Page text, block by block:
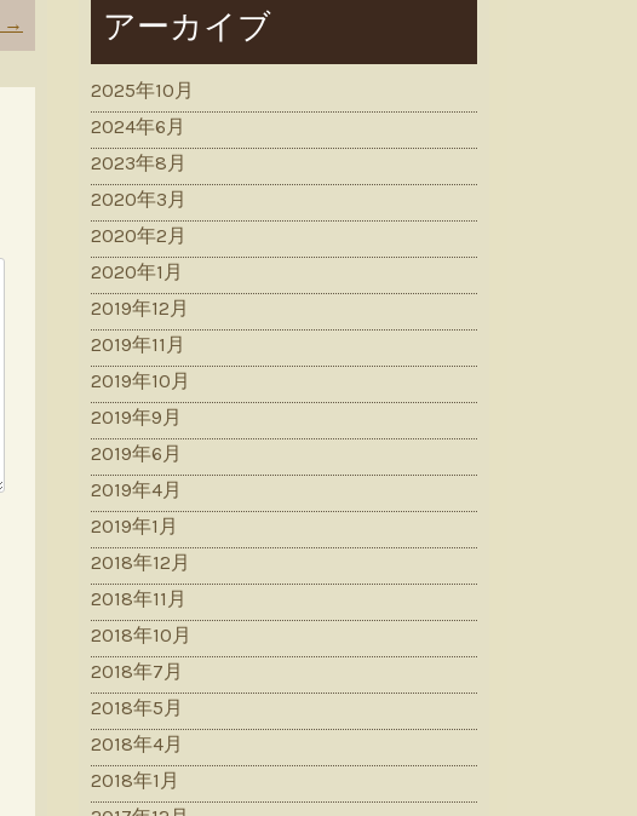
→ アーカイブ
2025年10月
2024年6月
2023年8月
2020年3月
2020年2月
2020年1月
2019年12月
2019年11月
2019年10月
2019年9月
2019年6月
2019年4月
2019年1月
2018年12月
2018年11月
2018年10月
2018年7月
2018年5月
2018年4月
2018年1月